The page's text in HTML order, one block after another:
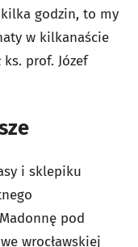
godzin, to my
w kilkanaście
prof. Józef
i sklepiku
pod
wrocławskiej